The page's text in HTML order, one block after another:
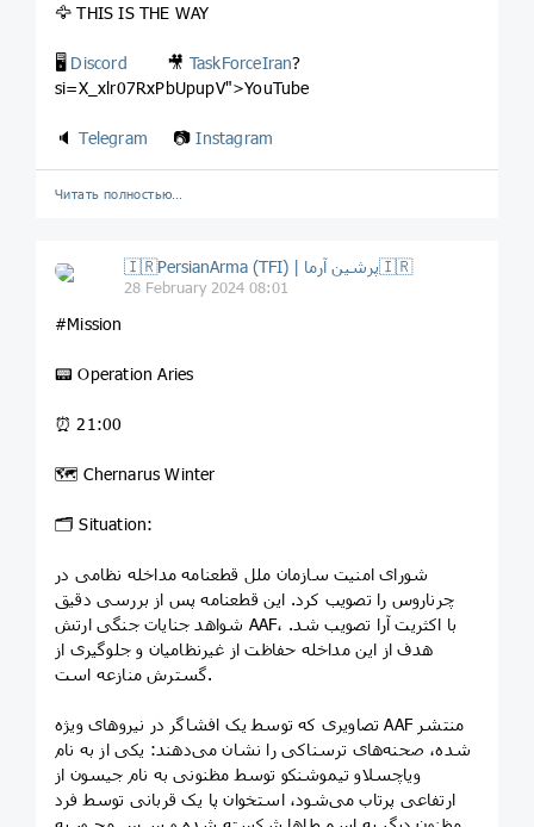
🦅 THIS IS THE WAY
🖥 Discord 🎥 TaskForceIran?
si=X_xlr07RxPbUpupV">YouTube
🔈Telegram 📷Instagram
Читать полностью…
🇮🇷PersianArma (TFI) | پرشین آرما🇮🇷
28 February 2024 08:01
#Mission
📟 Operation Aries
⏰ 21:00
🗺 Chernarus Winter
🗂 Situation:
شورای امنیت سازمان ملل قطعنامه مداخله نظامی در
چرناروس را تصویب کرد. این قطعنامه پس از بررسی دقیق
شواهد جنایات جنگی ارتش AAF، با اکثریت آرا تصویب شد.
هدف از این مداخله حفاظت از غیرنظامیان و جلوگیری از
گسترش منازعه است.
تصاویری که توسط یک افشاگر در نیروهای ویژه AAF منتشر
شده، صحنه‌های ترسناکی را نشان می‌دهند: یکی از به نام
ویاچسلاو تیموشنکو توسط مظنونی به نام جیسون از
ارتفاعی پرتاب می‌شود، استخوان پا یک قربانی توسط فرد